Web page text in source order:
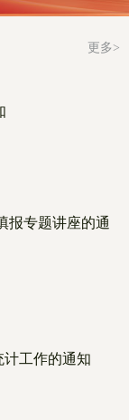
更多>
报专题讲座的通
计工作的通知